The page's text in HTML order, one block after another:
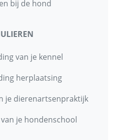
bij de hond
van je kennel
herplaatsing
je dierenartsenpraktijk
je hondenschool